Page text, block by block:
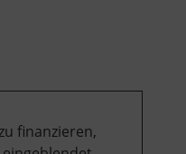
finanzieren,